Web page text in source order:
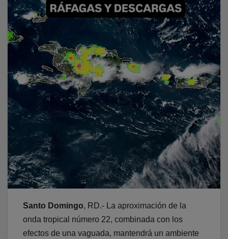
Santo Domingo, RD.- La aproximación de la
onda tropical número 22, combinada con los
efectos de una vaguada, mantendrá un ambiente